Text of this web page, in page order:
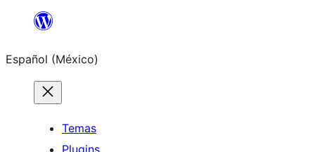
Saltar
contenido
Español (México)
Temas
Plugins